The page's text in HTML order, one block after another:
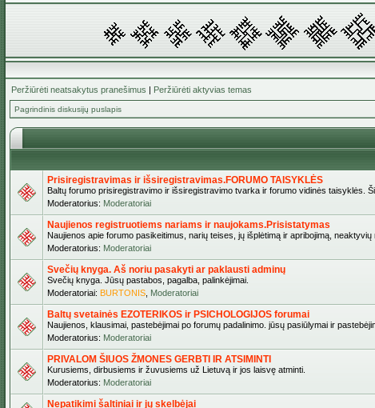
Peržiūrėti neatsakytus pranešimus | Peržiūrėti aktyvias temas
Pagrindinis diskusijų puslapis
Prisiregistravimas ir išsiregistravimas.FORUMO TAISYKLĖS
Baltų forumo prisiregistravimo ir išsiregistravimo tvarka ir forumo vidinės taisyklės.
Moderatorius: Moderatoriai
Naujienos registruotiems nariams ir naujokams.Prisistatymas
Naujienos apie forumo pasikeitimus, narių teises, jų išplėtimą ir apribojimą,
Moderatorius: Moderatoriai
Svečių knyga. Aš noriu pasakyti ar paklausti adminų
Svečių knyga. Jūsų pastabos, pagalba, palinkėjimai.
Moderatoriai: BURTONIS Moderatoriai
Baltų svetainės EZOTERIKOS ir PSICHOLOGIJOS forumai
Naujienos, klausimai, pastebėjimai po forumų padalinimo. jūsų pasiūlymai ir
Moderatorius: Moderatoriai
PRIVALOM ŠIUOS ŽMONES GERBTI IR ATSIMINTI
Kurusiems, dirbusiems ir žuvusiems už Lietuvą ir jos laisvę atminti.
Moderatorius: Moderatoriai
Nepatikimi šaltiniai ir jų skelbėjai